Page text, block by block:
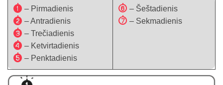
1 – Pirmadienis
2 – Antradienis
3 – Trečiadienis
4 – Ketvirtadienis
5 – Penktadienis
6 – Šeštadienis
7 – Sekmadienis